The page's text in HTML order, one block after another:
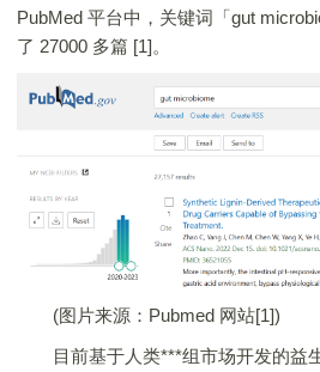
PubMed 平台中，关键词「gut
了 27000 多篇 [1]。
(图片来源：Pubmed 网站[1])
目前基于人类***组市场开发的益